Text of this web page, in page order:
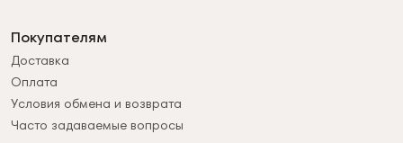
Покупателям
Доставка
Оплата
Условия обмена и возврата
Часто задаваемые вопросы